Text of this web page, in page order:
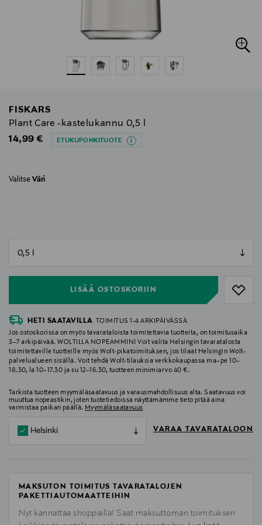
FISKARS
Plant Care -kastelukannu 0,5 l
Original Price
14,99 € ETUKUPONKITUOTE
Valitse Väri
LISÄÄ OSTOSKORIIN
null
HETI SAATAVILLA
TOIMITUS 1-4 ARKIPÄIVÄSSÄ
Jos ostoskorissa on myös tavarataloista toimitettavia tuotteita, on toimitusaika
3–7 arkipäivää. WOLTILLA NOPEAMMIN! Voit valita Helsingin tavaratalosta
toimitettaville tuotteille myös Wolt-pikatoimituksen, jos tilaat Helsingin Wolt-
palvelualueen sisällä. Voit tehdä Wolt-tilauksia verkkokaupassa ma–pe 10–
18.30, la 10–17.30 ja su 12–16.30, tuotteen minimiarvo 40 €.
Tarkista tuotteen myymäläsaatavuus ja varausmahdollisuus alta. Saatavuus voi
muuttua nopeastikin, joten tuotetiedoissa näyttämämme tieto pitää aina
varmistaa paikan päällä. Myymäläsaatavuus
Helsinki VARAA TAVARATALOON
MAKSUTON TOIMITUS TAVARATALOJEN
PAKETTIAUTOMAATTEIHIN
Nyt kannattaa shoppailla! Saat maksuttoman toimituksen